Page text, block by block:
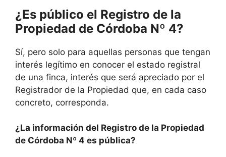
¿Es público el Registro de la
Propiedad de Córdoba Nº 4?
Sí, pero solo para aquellas personas que tengan
interés legítimo en conocer el estado registral
de una finca, interés que será apreciado por el
Registrador de la Propiedad que, en cada caso
concreto, corresponda.
¿La información del Registro de la Propiedad
de Córdoba Nº 4 es pública?